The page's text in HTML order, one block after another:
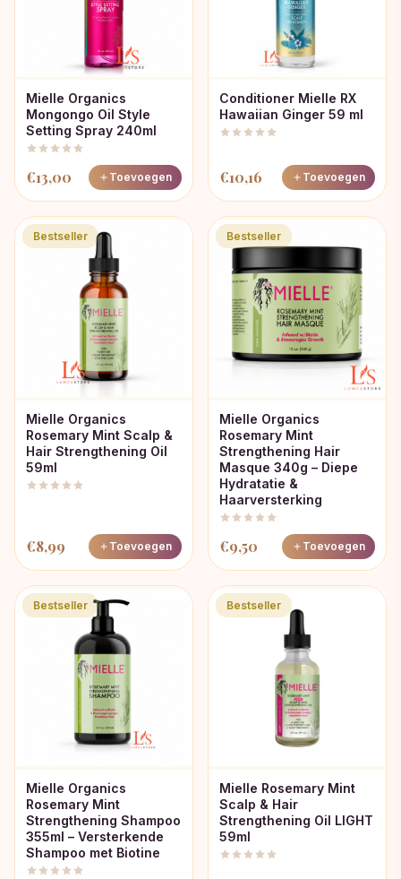
Mielle Organics
Mongongo Oil Style
Setting Spray 240ml
€13,00 Toevoegen
Conditioner Mielle RX
Hawaiian Ginger 59 ml
€10,16 Toevoegen
Bestseller
Mielle Organics
Rosemary Mint Scalp &
Hair Strengthening Oil
59ml
€8,99 Toevoegen
Bestseller
Mielle Organics
Rosemary Mint
Strengthening Hair
Masque 340g – Diepe
Hydratatie &
Haarversterking
€9,50 Toevoegen
Bestseller
Mielle Organics
Rosemary Mint
Strengthening Shampoo
355ml – Versterkende
Shampoo met Biotine
Bestseller
Mielle Rosemary Mint
Scalp & Hair
Strengthening Oil LIGHT
59ml